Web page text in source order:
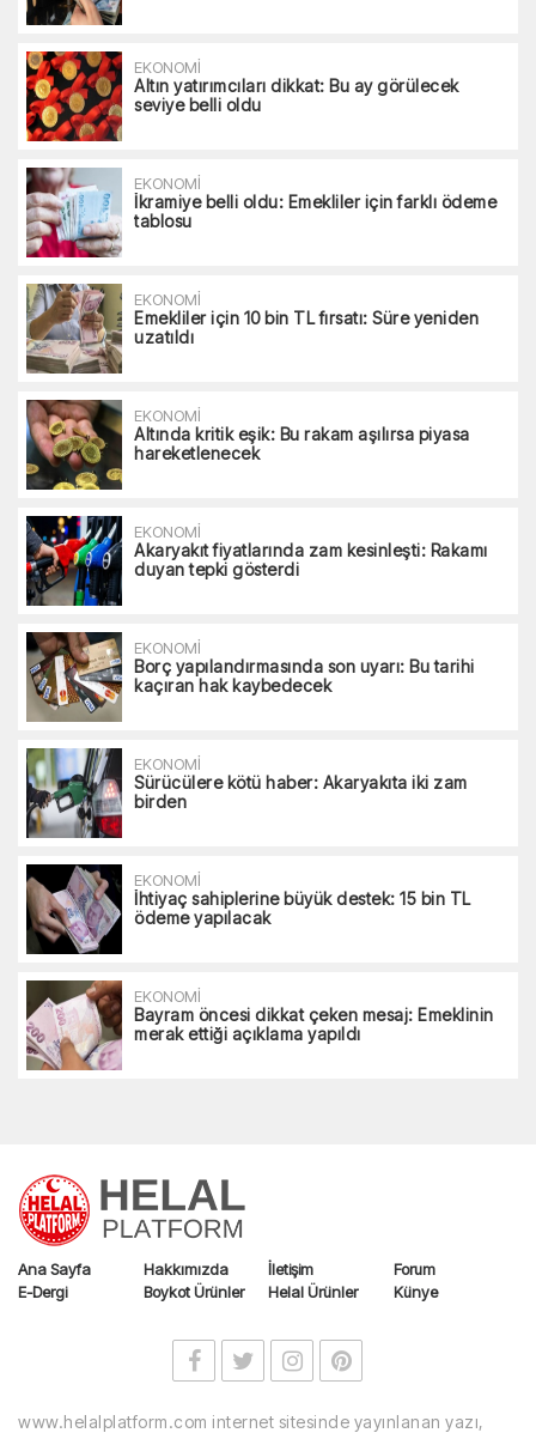
EKONOMİ
Altın yatırımcıları dikkat: Bu ay görülecek
seviye belli oldu
EKONOMİ
İkramiye belli oldu: Emekliler için farklı ödeme
tablosu
EKONOMİ
Emekliler için 10 bin TL fırsatı: Süre yeniden
uzatıldı
EKONOMİ
Altında kritik eşik: Bu rakam aşılırsa piyasa
hareketlenecek
EKONOMİ
Akaryakıt fiyatlarında zam kesinleşti: Rakamı
duyan tepki gösterdi
EKONOMİ
Borç yapılandırmasında son uyarı: Bu tarihi
kaçıran hak kaybedecek
EKONOMİ
Sürücülere kötü haber: Akaryakıta iki zam
birden
EKONOMİ
İhtiyaç sahiplerine büyük destek: 15 bin TL
ödeme yapılacak
EKONOMİ
Bayram öncesi dikkat çeken mesaj: Emeklinin
merak ettiği açıklama yapıldı
Ana Sayfa Hakkımızda İletişim
Forum
E-Dergi
Boykot Ürünler Helal Ürünler Künye
www.helalplatform.com internet sitesinde yayınlanan yazı,